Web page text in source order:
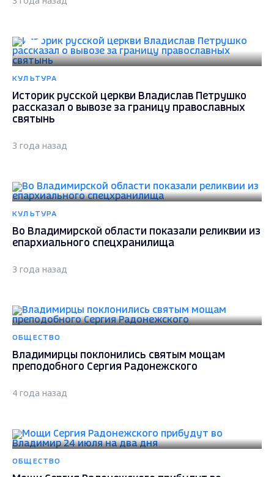
КУЛЬТУРА
Историк русской церкви Владислав Петрушко
рассказал о вывозе за границу православных
святынь
3 года назад
КУЛЬТУРА
Во Владимирской области показали реликвии из
епархиального спецхранилища
3 года назад
ОБЩЕСТВО
Владимирцы поклонились святым мощам
преподобного Сергия Радонежского
4 года назад
ОБЩЕСТВО